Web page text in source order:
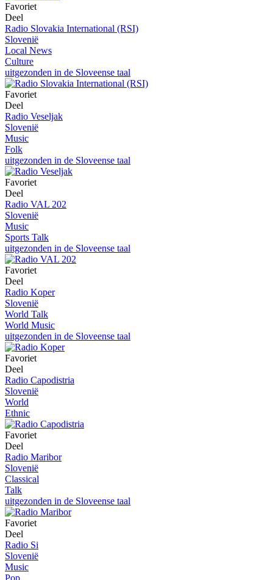
Favoriet
Deel
Radio Slovakia International (RSI)
Slovenië
Local News
Culture
uitgezonden in de Sloveense taal
Favoriet
Deel
Radio Veseljak
Slovenië
Music
Folk
uitgezonden in de Sloveense taal
Favoriet
Deel
Radio VAL 202
Slovenië
Music
Sports Talk
uitgezonden in de Sloveense taal
Favoriet
Deel
Radio Koper
Slovenië
World Talk
World Music
uitgezonden in de Sloveense taal
Favoriet
Deel
Radio Capodistria
Slovenië
World
Ethnic
Favoriet
Deel
Radio Maribor
Slovenië
Classical
Talk
uitgezonden in de Sloveense taal
Favoriet
Deel
Radio Si
Slovenië
Music
Pop